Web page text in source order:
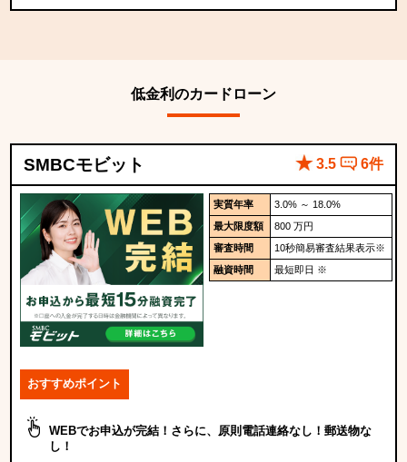
低金利のカードローン
SMBCモビット 3.5 6件
実質年率
3.0% ～ 18.0%
最大限度額
800 万円
審査時間
10秒簡易審査結果表示※
融資時間
最短即日 ※
おすすめポイント
WEBでお申込が完結！さらに、原則電話連絡なし！郵送物な
し！